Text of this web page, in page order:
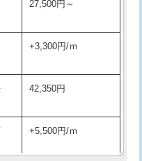
5,500円
11,000円
33,000円
27,500円～
+3,300円/ｍ
42,350円
+5,500円/ｍ